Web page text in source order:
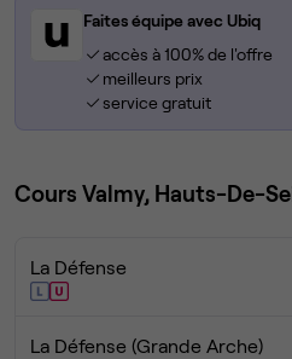
Faites équipe avec Ubiq
accès à 100% de l'offre
meilleurs prix
service gratuit
Cours Valmy, Hauts-De-
La Défense
La Défense (Grande Arche)